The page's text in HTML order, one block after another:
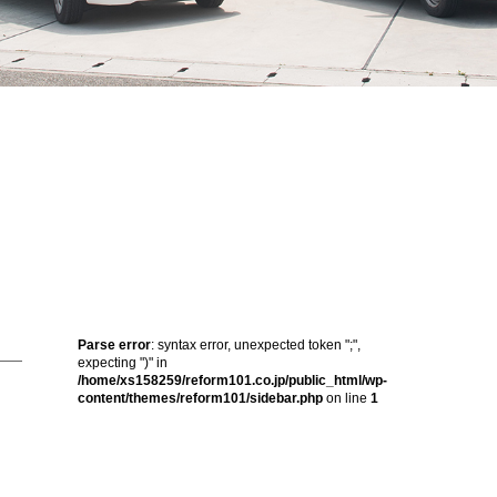
Parse error: syntax error, unexpected token ";",
expecting ")" in
/home/xs158259/reform101.co.jp/public_html/wp-
content/themes/reform101/sidebar.php on line 1